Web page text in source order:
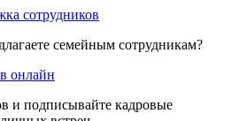
сотрудников
семейным сотрудникам?
онлайн
и подписывайте кадровые